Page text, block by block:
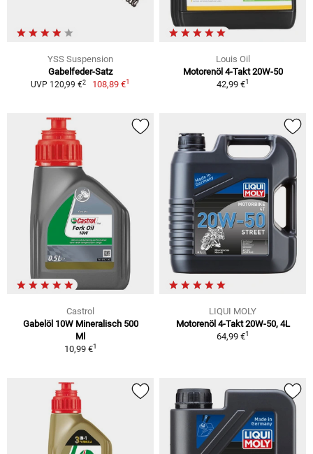
YSS Suspension
Gabelfeder-Satz
UVP 120,99 €2 108,89 €1
Louis Oil
Motorenöl 4-Takt 20W-50
42,99 €1
Castrol
Gabelöl 10W Mineralisch 500
Ml
10,99 €1
LIQUI MOLY
Motorenöl 4-Takt 20W-50, 4L
64,99 €1